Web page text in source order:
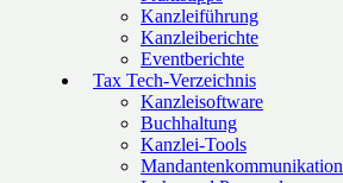
Kanzleiführung
Kanzleiberichte
Eventberichte
Tax Tech-Verzeichnis
Kanzleisoftware
Buchhaltung
Kanzlei-Tools
Mandantenkommunikation